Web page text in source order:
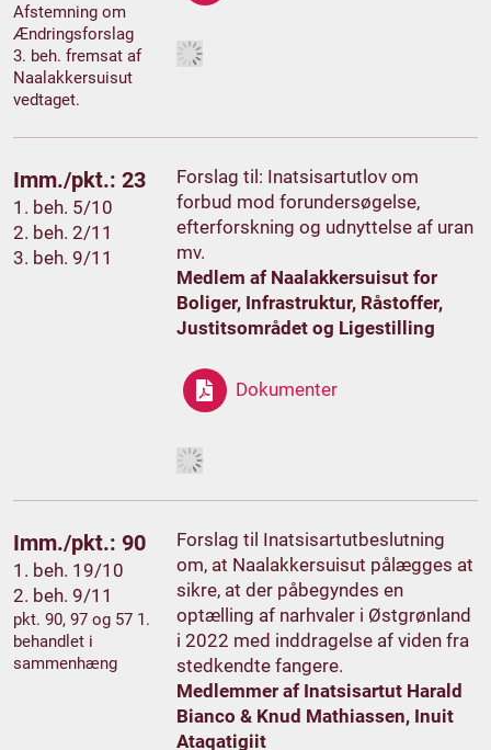
Afstemning om
Ændringsforslag
3. beh. fremsat af
Naalakkersuisut
vedtaget.
Imm./pkt.: 23
1. beh. 5/10
2. beh. 2/11
3. beh. 9/11
Forslag til: Inatsisartutlov om
forbud mod forundersøgelse,
efterforskning og udnyttelse af uran
mv.
Medlem af Naalakkersuisut for
Boliger, Infrastruktur, Råstoffer,
Justitsområdet og Ligestilling
Dokumenter
Imm./pkt.: 90
1. beh. 19/10
2. beh. 9/11
pkt. 90, 97 og 57 1.
behandlet i
sammenhæng
Forslag til Inatsisartutbeslutning
om, at Naalakkersuisut pålægges at
sikre, at der påbegyndes en
optælling af narhvaler i Østgrønland
i 2022 med inddragelse af viden fra
stedkendte fangere.
Medlemmer af Inatsisartut Harald
Bianco & Knud Mathiassen, Inuit
Ataqatigiit